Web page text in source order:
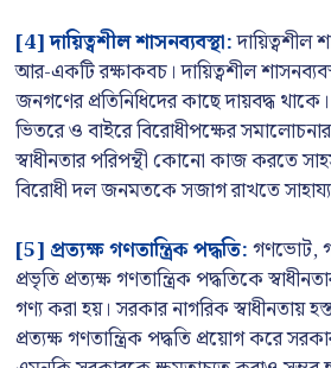
[4] দায়িত্বশীল শাসনব্যবস্থা:দায়িত্বশীল
আর-একটি রক্ষাকবচ। দায়িত্বশীল
জনগণের প্রতিনিধিদের কাছে দায়বদ্ধ
ভিতরে ও বাইরে বিরোধীপক্ষের
স্বাধীনতার পরিপন্থী কোনো কাজ করতে
বিরোধী দল জনমতকে সজাগ রাখতে
[5] প্রত্যক্ষ গণতান্ত্রিক পদ্ধতি:গণভোট,
প্রভৃতি প্রত্যক্ষ গণতান্ত্রিক পদ্ধতিকে
গণ্য করা হয়। সরকার নাগরিক স্বাধীনতায়
প্রত্যক্ষ গণতান্ত্রিক পদ্ধতি প্রয়োগ করে